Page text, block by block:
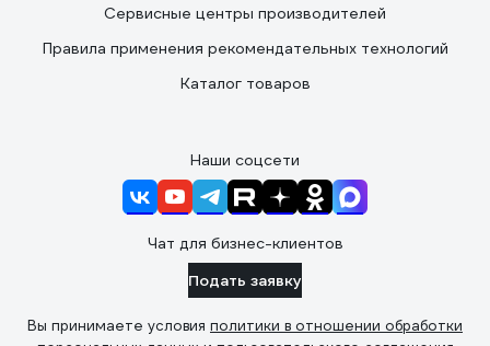
Сервисные центры производителей
Правила применения рекомендательных технологий
Каталог товаров
Наши соцсети
Чат для бизнес-клиентов
Подать заявку
Вы принимаете условия политики в отношении обработки